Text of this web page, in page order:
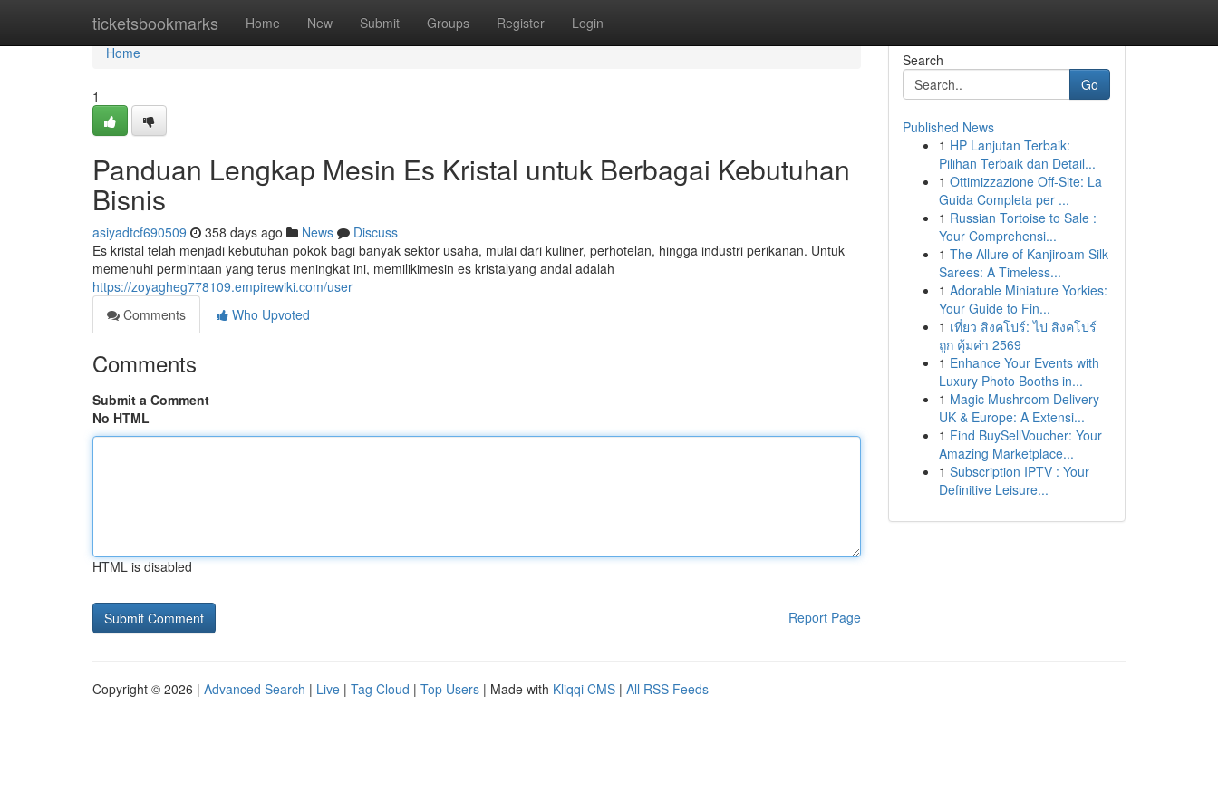
ticketsbookmarks Home New Submit Groups Register Login
Home
Home
1
Panduan Lengkap Mesin Es Kristal untuk Berbagai Kebutuhan
Bisnis
asiyadtcf690509 358 days ago News
Discuss
Es kristal telah menjadi kebutuhan pokok bagi banyak sektor usaha, mulai dari kuliner, perhotelan, hingga industri perikanan. Untuk
memenuhi permintaan yang terus meningkat ini, memilikimesin es kristalyang andal adalah
https://zoyagheg778109.empirewiki.com/user
Comments
Who Upvoted
Comments
Submit a Comment
No HTML
HTML is disabled
Report Page
Search
Go
Published News
1 HP Lanjutan Terbaik:
Pilihan Terbaik dan Detail...
1 Ottimizzazione Off-Site: La
Guida Completa per ...
1 Russian Tortoise to Sale :
Your Comprehensi...
1 The Allure of Kanjiroam Silk
Sarees: A Timeless...
1 Adorable Miniature Yorkies:
Your Guide to Fin...
1 เที่ยว สิงคโปร์: ไป สิงคโปร์
ถูก คุ้มค่า 2569
1 Enhance Your Events with
Luxury Photo Booths in...
1 Magic Mushroom Delivery
UK & Europe: A Extensi...
1 Find BuySellVoucher: Your
Amazing Marketplace...
1 Subscription IPTV : Your
Definitive Leisure...
Copyright © 2026 | Advanced Search | Live | Tag Cloud | Top Users | Made with Kliqqi CMS | All RSS Feeds